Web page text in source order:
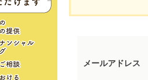
メールアドレス